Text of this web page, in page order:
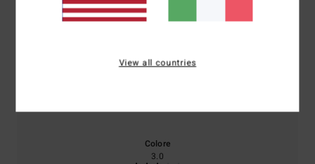
Comfort
Rapporto qualità-prezzo
Colore
3.0
View all countries